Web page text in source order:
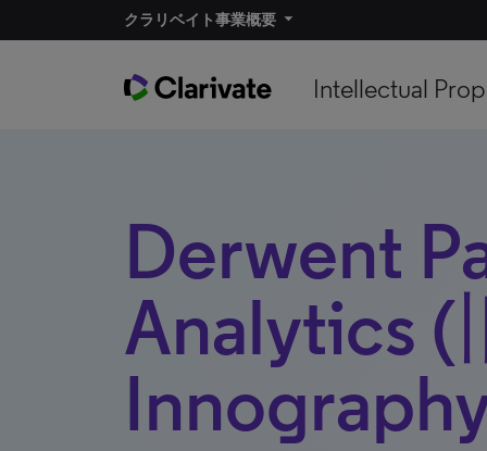
クラリベイト事業概要
Intellectual
Derwent
Analytics (